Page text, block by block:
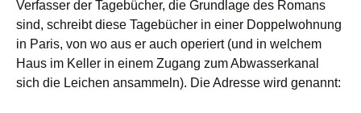
Verfasser der Tagebücher, die Grundlage des Romans
sind, schreibt diese Tagebücher in einer Doppelwohnung
in Paris, von wo aus er auch operiert (und in welchem
Haus im Keller in einem Zugang zum Abwasserkanal
sich die Leichen ansammeln). Die Adresse wird genannt: